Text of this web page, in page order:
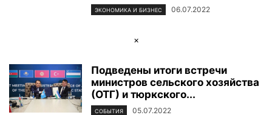
ЭКОНОМИКА И БИЗНЕС 06.07.2022
×
Подведены итоги встречи
министров сельского хозяйства
(ОТГ) и тюркского...
СОБЫТИЯ 05.07.2022